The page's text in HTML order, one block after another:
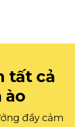
tất cả
ào
đầy cảm